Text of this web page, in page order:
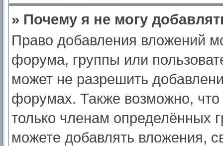
» Почему я не могу
Право добавления вложений
форума, группы или
может не разрешить
форумах. Также возможно,
только членам определённых
можете добавлять вложения,